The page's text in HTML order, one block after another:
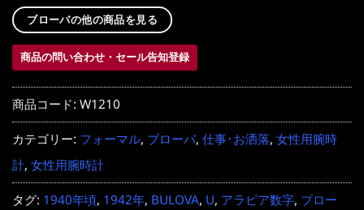
ブローバの他の商品を見る
商品の問い合わせ・セール告知登録
商品コード: W1210
カテゴリー: フォーマル, ブローバ, 仕事･お洒落, 女性用腕時
計, 女性用腕時計
タグ: 1940年頃, 1942年, BULOVA, U, アラビア数字, ブロー